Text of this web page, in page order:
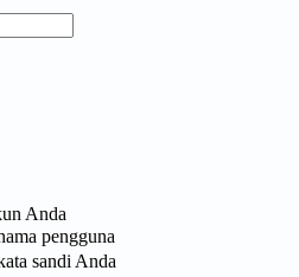
Anda
pengguna
sandi Anda